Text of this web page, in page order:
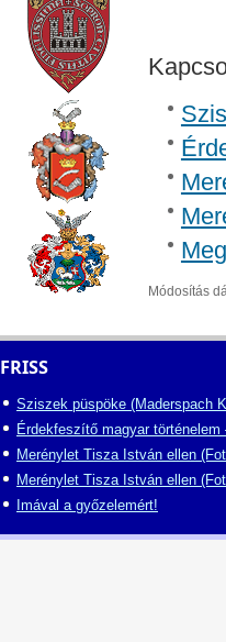
Módosítás
FRISS
Sziszek püspöke (Maderspach
Érdekfeszítő magyar
Merénylet Tisza István ellen
Merénylet Tisza István ellen
Imával a győzelemért!